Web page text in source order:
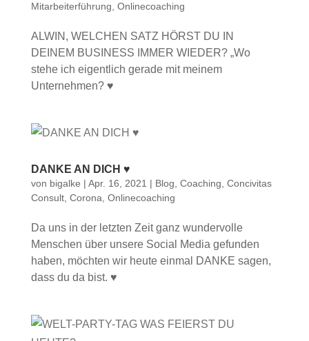
Mitarbeiterführung Onlinecoaching
ALWIN, WELCHEN SATZ HÖRST DU IN
DEINEM BUSINESS IMMER WIEDER? „Wo
stehe ich eigentlich gerade mit meinem
Unternehmen? ♥
DANKE AN DICH ♥
von bigalke | Apr. 16, 2021 | Blog Coaching Concivitas
Consult, Corona Onlinecoaching
Da uns in der letzten Zeit ganz wundervolle
Menschen über unsere Social Media gefunden
haben, möchten wir heute einmal DANKE sagen,
dass du da bist. ♥